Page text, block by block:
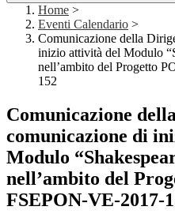
Home >
Eventi Calendario >
Comunicazione della
inizio attività del Modulo
nell’ambito del Progetto
152
Comunicazione
comunicazione di
Modulo
nell’ambito del
FSEPON-VE-2017-